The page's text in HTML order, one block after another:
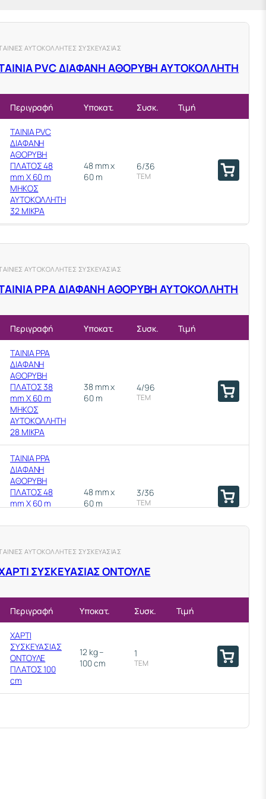
ΑΥΤΟΚΟΛΛΗΤΕΣ ΣΥΣΚΕΥΑΣΙΑΣ
ΡVC ΔΙΑΦΑΝΗ ΑΘΟΡΥΒΗ ΑΥΤΟΚΟΛΛΗΤΗ
Περιγραφή Υποκατ. Συσκ. Τιμή
ΤΑΙΝΙΑ PVC
ΔΙΑΦΑΝΗ
ΑΘΟΡΥΒΗ
ΠΛΑΤΟΣ 48
mm Χ 60 m
ΜΗΚΟΣ
ΑΥΤΟΚΟΛΛΗΤΗ
32 ΜΙΚΡΑ
48 mm x
60 m
6/36
ΤΕΜ
ΑΥΤΟΚΟΛΛΗΤΕΣ ΣΥΣΚΕΥΑΣΙΑΣ
ΡΡΑ ΔΙΑΦΑΝΗ ΑΘΟΡΥΒΗ ΑΥΤΟΚΟΛΛΗΤΗ
Περιγραφή Υποκατ. Συσκ. Τιμή
ΤΑΙΝΙΑ PPA
ΔΙΑΦΑΝΗ
ΑΘΟΡΥΒΗ
ΠΛΑΤΟΣ 38
mm Χ 60 m
ΜΗΚΟΣ
ΑΥΤΟΚΟΛΛΗΤΗ
28 ΜΙΚΡΑ
38 mm x
60 m
4/96
ΤΕΜ
ΤΑΙΝΙΑ PPA
ΔΙΑΦΑΝΗ
ΑΘΟΡΥΒΗ
ΠΛΑΤΟΣ 48
mm Χ 60 m
ΑΥΤΟΚΟΛΛΗΤΗ
48 mm x
60 m
3/36
ΤΕΜ
ΑΥΤΟΚΟΛΛΗΤΕΣ ΣΥΣΚΕΥΑΣΙΑΣ
ΣΥΣΚΕΥΑΣΙΑΣ ΟΝΤΟΥΛΕ
Περιγραφή Υποκατ. Συσκ. Τιμή
ΧΑΡΤΙ
ΣΥΣΚΕΥΑΣΙΑΣ
ΟΝΤΟΥΛΕ
ΠΛΑΤΟΣ 100
cm
12 kg –
100 cm
1
ΤΕΜ